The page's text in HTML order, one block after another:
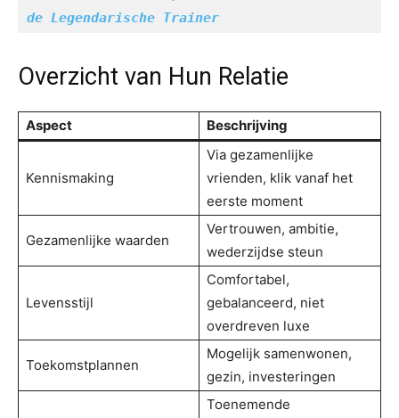
de Legendarische Trainer
Overzicht van Hun Relatie
Aspect Beschrijving
Kennismaking
Via gezamenlijke
vrienden, klik vanaf het
eerste moment
Gezamenlijke waarden
Vertrouwen, ambitie,
wederzijdse steun
Levensstijl
Comfortabel,
gebalanceerd, niet
overdreven luxe
Toekomstplannen
Mogelijk samenwonen,
gezin, investeringen
Toenemende